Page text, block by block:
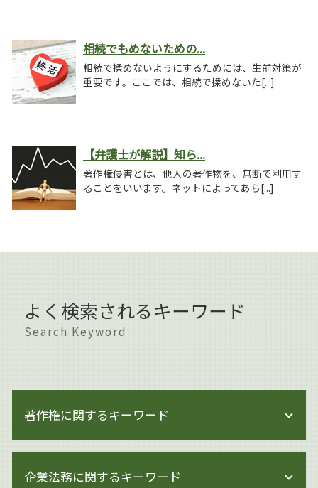
相続でもめないための...
相続で揉めないようにするためには、生前対策が
重要です。ここでは、相続で揉めないた[...]
【弁護士が解説】知ら...
著作権侵害とは、他人の著作物を、無断で利用す
ることをいいます。ネットによってあら[...]
よく検索されるキーワード
Search Keyword
著作権に関するキーワード
著作権 貸与
企業法務に関するキーワード